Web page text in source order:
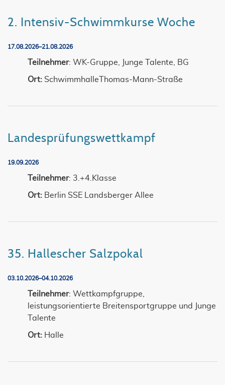
2. Intensiv-Schwimmkurse Woche
17.08.2026–21.08.2026
Teilnehmer: WK-Gruppe, Junge Talente, BG
Ort: SchwimmhalleThomas-Mann-Straße
Landesprüfungswettkampf
19.09.2026
Teilnehmer: 3.+4.Klasse
Ort: Berlin SSE Landsberger Allee
35. Hallescher Salzpokal
03.10.2026–04.10.2026
Teilnehmer: Wettkampfgruppe,
leistungsorientierte Breitensportgruppe und Junge
Talente
Ort: Halle